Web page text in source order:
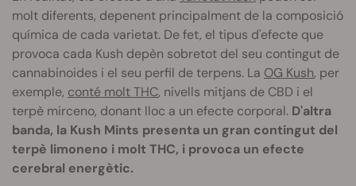
molt diferents, depenent principalment de la composició
química de cada varietat. De fet, el tipus d'efecte que
provoca cada Kush depèn sobretot del seu contingut de
cannabinoides i el seu perfil de terpens. La OG Kush, per
exemple, conté molt THC, nivells mitjans de CBD i el
terpè mirceno, donant lloc a un efecte corporal. D'altra
banda, la Kush Mints presenta un gran contingut del
terpè limoneno i molt THC, i provoca un efecte
cerebral energètic.